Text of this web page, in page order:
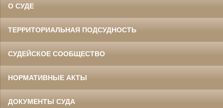
О СУДЕ
ТЕРРИТОРИАЛЬНАЯ ПОДСУДНОСТЬ
СУДЕЙСКОЕ СООБЩЕСТВО
НОРМАТИВНЫЕ АКТЫ
ДОКУМЕНТЫ СУДА